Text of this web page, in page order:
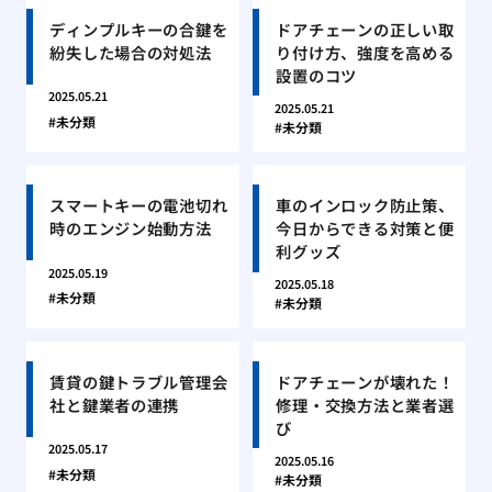
ディンプルキーの合鍵を
紛失した場合の対処法
2025.05.21
未分類
ドアチェーンの正しい取
り付け方、強度を高める
設置のコツ
2025.05.21
未分類
スマートキーの電池切れ
時のエンジン始動方法
2025.05.19
未分類
車のインロック防止策、
今日からできる対策と便
利グッズ
2025.05.18
未分類
賃貸の鍵トラブル管理会
社と鍵業者の連携
2025.05.17
未分類
ドアチェーンが壊れた！
修理・交換方法と業者選
び
2025.05.16
未分類